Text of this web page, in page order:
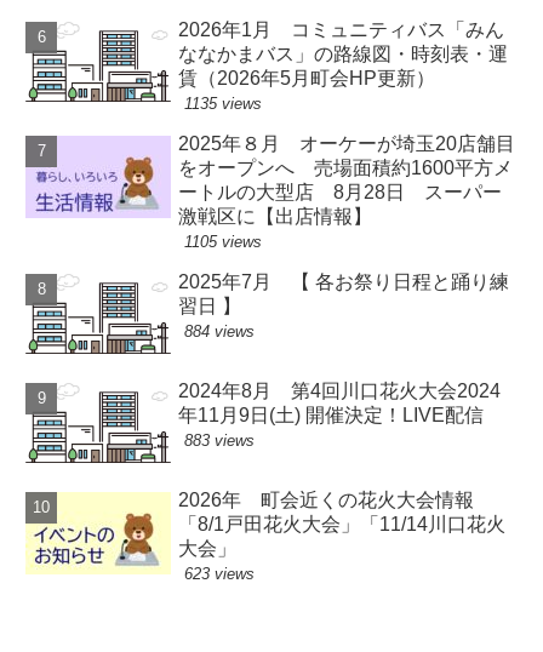
2026年1月 コミュニティバス「みん
ななかまバス」の路線図・時刻表・運
賃（2026年5月町会HP更新）
1135 views
2025年８月 オーケーが埼玉20店舗目
をオープンへ 売場面積約1600平方メ
ートルの大型店 8月28日 スーパー
激戦区に【出店情報】
1105 views
2025年7月 【 各お祭り日程と踊り練
習日 】
884 views
2024年8月 第4回川口花火大会2024
年11月9日(土) 開催決定！LIVE配信
883 views
2026年 町会近くの花火大会情報
「8/1戸田花火大会」「11/14川口花火
大会」
623 views